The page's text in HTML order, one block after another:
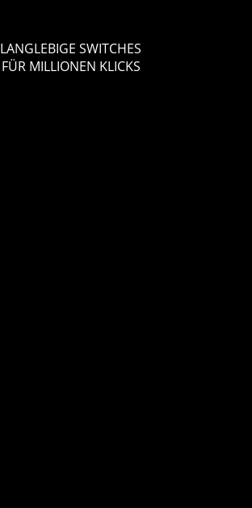
LANGLEBIGE SWITCHES
FÜR MILLIONEN KLICKS